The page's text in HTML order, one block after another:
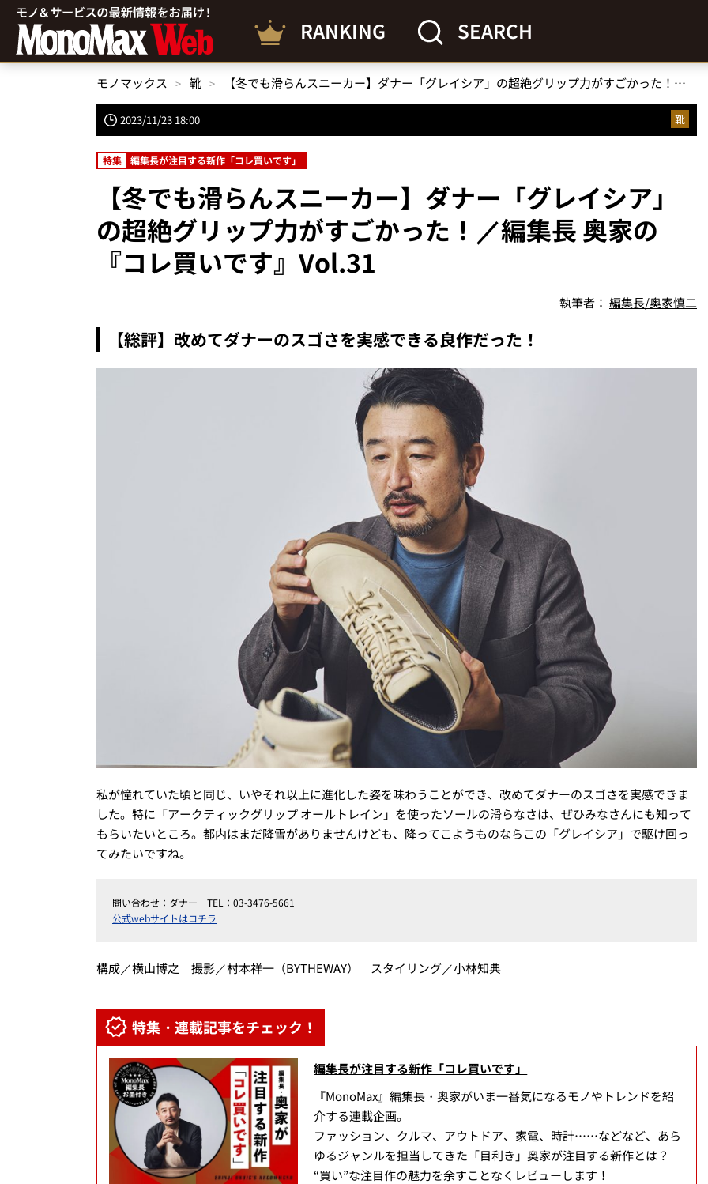
RANKING SEARCH
モノマックス 靴 【冬でも滑らんスニーカー】ダナー「グレイシア」の超絶グリップ力がすごかった！／編集長 奥家の『コレ買いです』Vol.31
2023/11/23 18:00 靴
特集 編集長が注目する新作「コレ買いです」
【冬でも滑らんスニーカー】ダナー「グレイシア」
の超絶グリップ力がすごかった！／編集長 奥家の
『コレ買いです』Vol.31
執筆者： 編集長/奥家慎二
【総評】改めてダナーのスゴさを実感できる良作だった！
私が憧れていた頃と同じ、いやそれ以上に進化した姿を味わうことができ、改めてダナーのスゴさを実感できま
した。特に「アークティックグリップ オールトレイン」を使ったソールの滑らなさは、ぜひみなさんにも知って
もらいたいところ。都内はまだ降雪がありませんけども、降ってこようものならこの「グレイシア」で駆け回っ
てみたいですね。
問い合わせ：ダナー TEL：03-3476-5661
公式webサイトはコチラ
構成／横山博之 撮影／村本祥一（BYTHEWAY） スタイリング／小林知典
特集・連載記事をチェック！
編集長が注目する新作「コレ買いです」
『MonoMax』編集長・奥家がいま一番気になるモノやトレンドを紹
介する連載企画。
ファッション、クルマ、アウトドア、家電、時計……などなど、あら
ゆるジャンルを担当してきた「目利き」奥家が注目する新作とは？
“買い”な注目作の魅力を余すことなくレビューします！